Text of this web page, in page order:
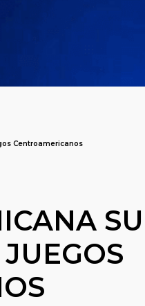
Centroamericanos